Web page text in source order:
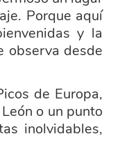
Porque aquí
y la
observa desde
de Europa,
o un punto
inolvidables,